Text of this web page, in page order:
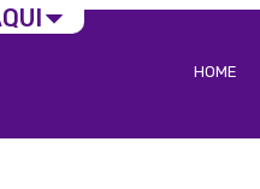
HOME